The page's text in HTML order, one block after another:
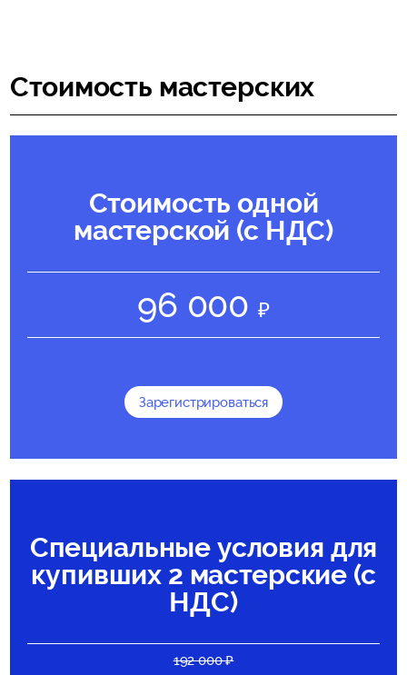
Стоимость мастерских
Стоимость одной
мастерской (с НДС)
96 000
Зарегистрироваться
Специальные условия для
купивших 2 мастерские (с
НДС)
192 000